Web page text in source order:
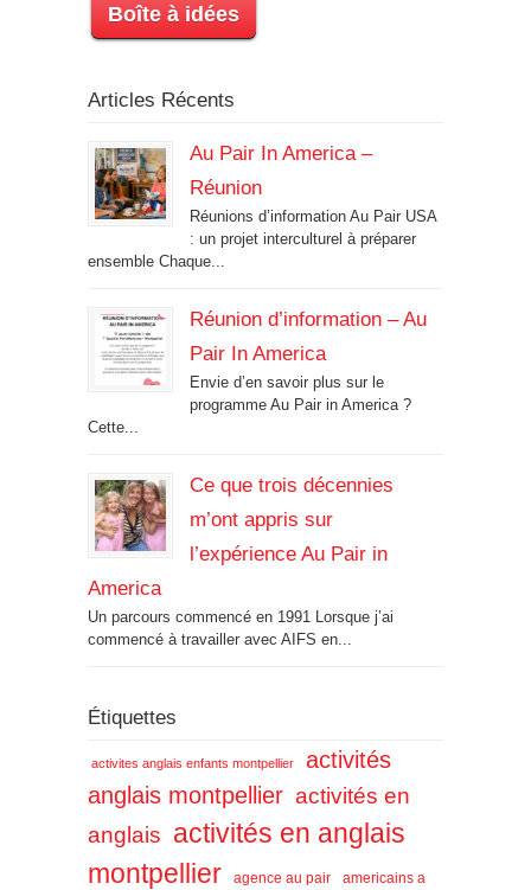
Boîte à idées
Articles Récents
Au Pair In America –
Réunion
Réunions d’information Au Pair USA
: un projet interculturel à préparer
ensemble Chaque...
Réunion d’information – Au
Pair In America
Envie d’en savoir plus sur le
programme Au Pair in America ?
Cette...
Ce que trois décennies
m’ont appris sur
l’expérience Au Pair in
America
Un parcours commencé en 1991 Lorsque j’ai
commencé à travailler avec AIFS en...
Étiquettes
activites anglais enfants montpellier
activités
anglais montpellier activités en
anglais activités en anglais
montpellier
agence au pair americains a